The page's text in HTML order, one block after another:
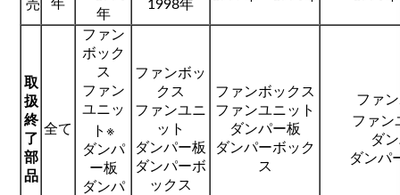
売
年
年
1998年
取
扱
終
了
部
品
全て
ファン
ボック
ス
ファン
ユニッ
ト※
ダンパ
ー板
ダンパ
ファンボッ
クス
ファンユニ
ット
ダンパー板
ダンパーボ
ックス
ファンボックス
ファンユニット
ダンパー板
ダンパーボック
ス
ファ
ファン
ダ
ダンパ